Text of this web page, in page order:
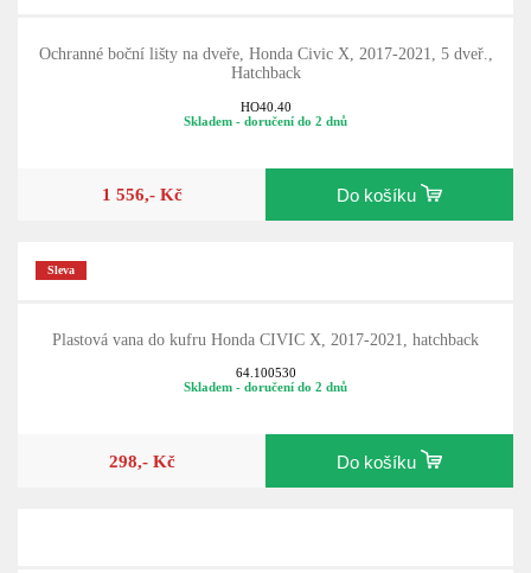
Ochranné boční lišty na dveře, Honda Civic X, 2017-2021, 5 dveř.,
Hatchback
HO40.40
Skladem - doručení do 2 dnů
1 556,- Kč Do košíku
Sleva
Plastová vana do kufru Honda CIVIC X, 2017-2021, hatchback
64.100530
Skladem - doručení do 2 dnů
298,- Kč Do košíku